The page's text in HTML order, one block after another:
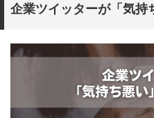
企業ツイッターが「気持